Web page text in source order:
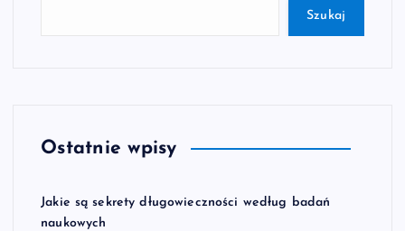
Szukaj
Ostatnie wpisy
Jakie są sekrety długowieczności według badań
naukowych